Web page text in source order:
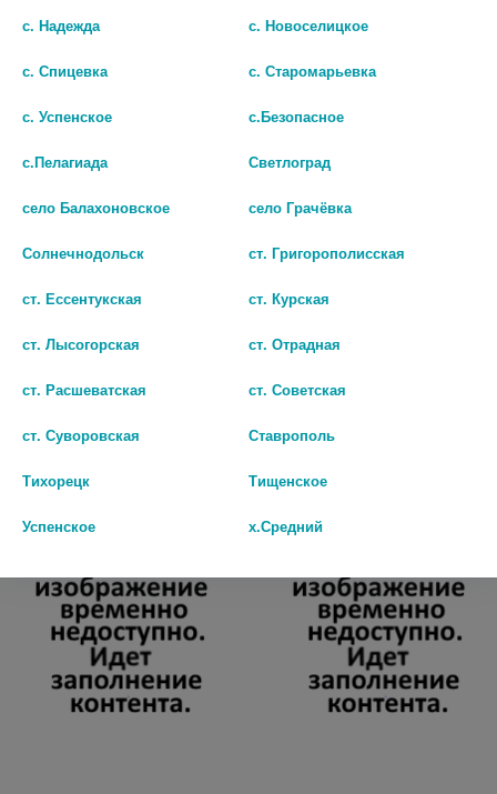
АЛТАЙСКИЙ НЕКТАР МАСЛО
АСПЕРА МАСЛО ЖАСМИН
с. Надежда с. Новоселицкое
с. Спицевка с. Старомарьевка
с. Успенское с.Безопасное
с.Пелагиада Светлоград
село Балахоновское село Грачёвка
Солнечнодольск ст. Григорополисская
ст. Ессентукская ст. Курская
ст. Лысогорская ст. Отрадная
ст. Расшеватская ст. Советская
ст. Суворовская Ставрополь
Тихорецк Тищенское
Успенское х.Средний